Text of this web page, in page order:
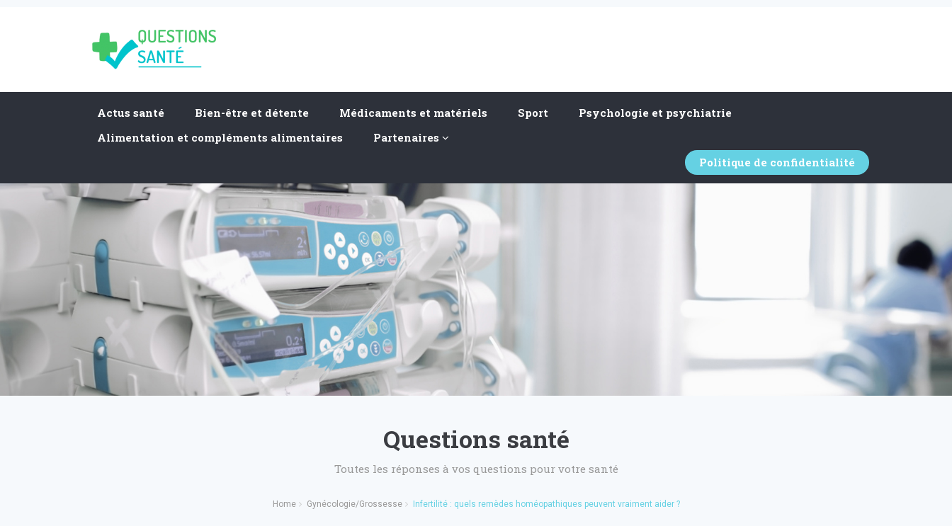
Actus santé Bien-être et détente Médicaments et matériels Sport
Psychologie et psychiatrie
Alimentation et compléments alimentaires
Partenaires
Politique de confidentialité
Questions santé
Toutes les réponses à vos questions pour votre santé
Home Gynécologie/Grossesse Infertilité : quels remèdes homéopathiques peuvent vraiment aider ?